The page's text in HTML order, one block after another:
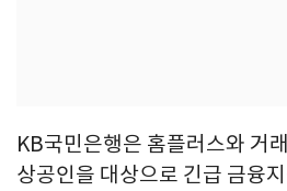
KB국민은행은 홈플러스와 거
상공인을 대상으로 긴급 금융